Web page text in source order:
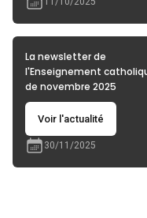
La newsletter de
l'Enseignement
de novembre 2025
Voir l'actualité
30/11/2025